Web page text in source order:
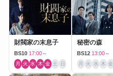
財閥家の末息子
BS10 17:00～
月 火 水 木 金 土 日
秘密の森
BS12 13:00～
月 火 水 木 金